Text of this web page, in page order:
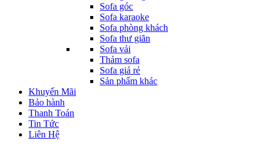
Sofa góc
Sofa karaoke
Sofa phòng khách
Sofa thư giãn
Sofa vải
Thảm sofa
Sofa giá rẻ
Sản phẩm khác
Khuyến Mãi
Bảo hành
Thanh Toán
Tin Tức
Liên Hệ